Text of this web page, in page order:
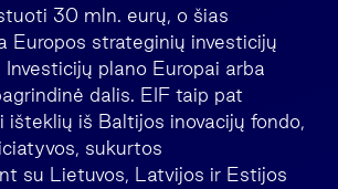
30 mln. eurų, o šias
Europos strateginių investicijų
plano Europai arba
dalis. EIF taip pat
išteklių iš Baltijos inovacijų fondo,
sukurtos
su Lietuvos, Latvijos ir Estijos